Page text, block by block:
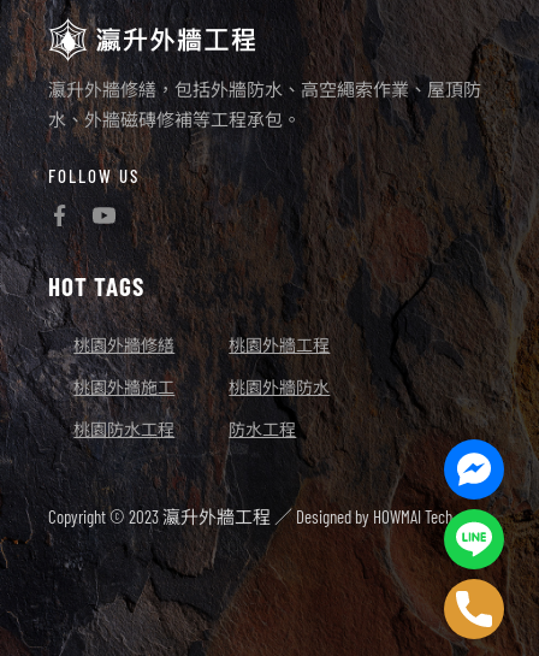
瀛升外牆修繕，包括外牆防水、高空繩索作業、屋頂防
水、外牆磁磚修補等工程承包。
FOLLOW US
HOT TAGS
桃園外牆修繕 桃園外牆工程
桃園外牆施工 桃園外牆防水
桃園防水工程 防水工程
Copyright © 2023 瀛升外牆工程 ／ Designed by HOWMAI Tech.
Line
Phone